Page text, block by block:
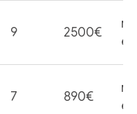
9 2500€
7 890€